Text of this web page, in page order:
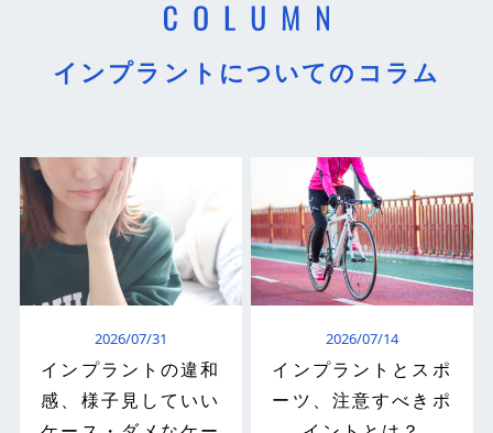
インプラントについてのコラム
2026/07/31
インプラントの違和
感、様子見していい
2026/07/14
インプラントとスポ
ーツ、注意すべきポ